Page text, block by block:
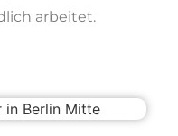
arbeitet.